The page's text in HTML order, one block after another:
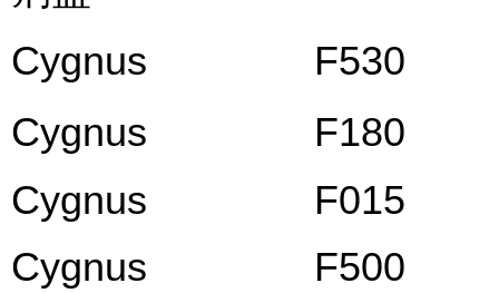
Cygnus F530
Cygnus F180 SP2
Cygnus F015
Cygnus F500 Vero